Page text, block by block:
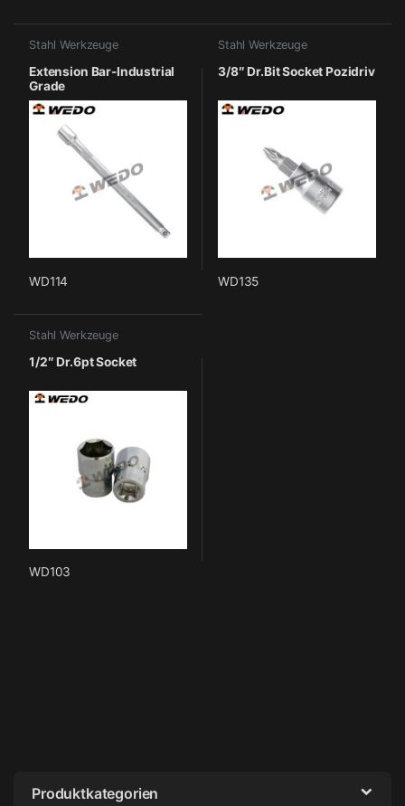
Stahl Werkzeuge
Extension Bar-Industrial
Grade
WD114
Stahl Werkzeuge
3/8″ Dr.Bit Socket Pozidriv
WD135
Stahl Werkzeuge
1/2″ Dr.6pt Socket
WD103
Produktkategorien